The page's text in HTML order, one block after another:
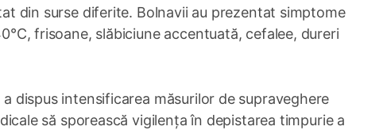
din surse diferite. Bolnavii au prezentat simptome
frisoane, slăbiciune accentuată, cefalee, dureri
dispus intensificarea măsurilor de supraveghere
să sporească vigilența în depistarea timpurie a